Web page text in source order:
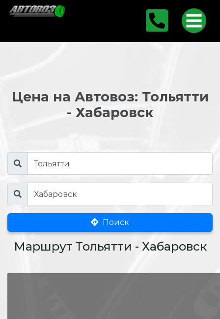
Цена на Автовоз: Тольятти
- Хабаровск
Поиск
Маршрут Тольятти - Хабаровск